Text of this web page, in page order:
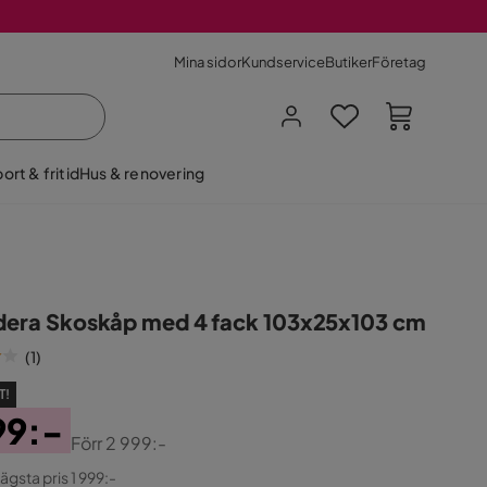
Mina sidorKundserviceButikerFöretag
& fritidHus & renovering
Skoskåp med 4 fack 103x25x103 cm
(1)
Förr2 999:-
pris 1 999:-